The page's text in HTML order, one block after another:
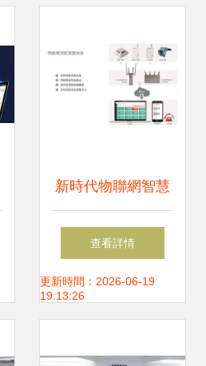
突破
新時代物聯網智慧
消防 “九小場所”火
情預警的定海神
查看詳情
更新時間：2026-06-19
19:13:26